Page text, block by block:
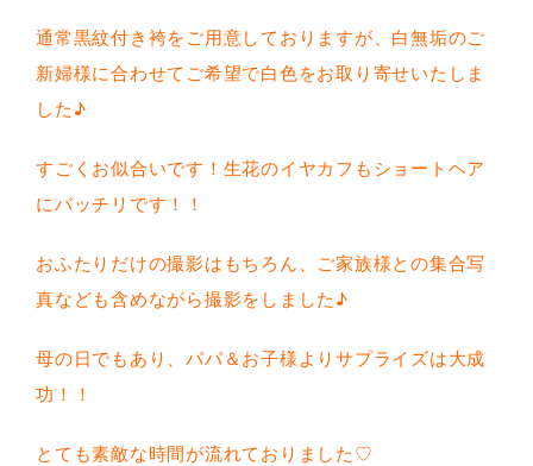
通常黒紋付き袴をご用意しておりますが、白無垢のご
新婦様に合わせてご希望で白色をお取り寄せいたしま
した♪
すごくお似合いです！生花のイヤカフもショートヘア
にバッチリです！！
おふたりだけの撮影はもちろん、ご家族様との集合写
真なども含めながら撮影をしました♪
母の日でもあり、パパ＆お子様よりサプライズは大成
功！！
とても素敵な時間が流れておりました♡